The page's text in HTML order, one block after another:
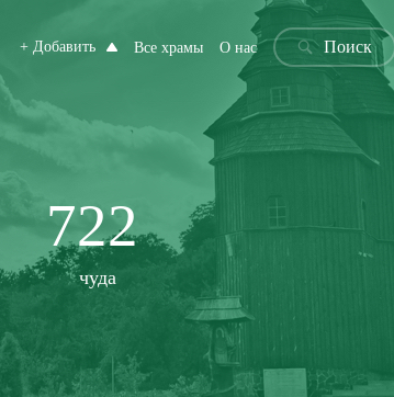
+ Добавить Все храмы О нас Поиск
722
чуда